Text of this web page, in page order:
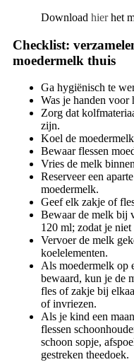
Download hierhet
Checklist:
moedermelk thuis
Ga hygiënisch te
Was je handen voor
Zorg dat
zijn.
Koel de
Bewaar flessen
Vries de melk
Reserveer een
moedermelk.
Geef elk zakje of
Bewaar de melk bij
120 ml; zodat je
Vervoer de melk
koelelementen.
Als moedermelk op
bewaard, kun je de
fles of zakje bij
of invriezen.
Als je kind een
flessen
schoon sopje,
gestreken theedoek.